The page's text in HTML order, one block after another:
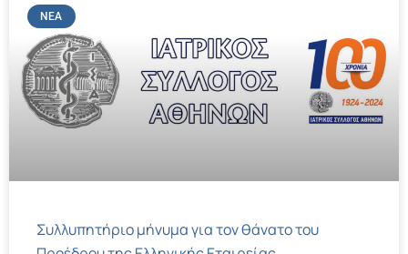
ΝΈΑ
Συλλυπητήριο μήνυμα για τον θάνατο του